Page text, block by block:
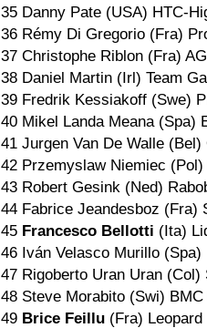
35 Danny Pate (USA) HTC-
36 Rémy Di Gregorio (Fra)
37 Christophe Riblon (Fra)
38 Daniel Martin (Irl) Team
39 Fredrik Kessiakoff (Swe)
40 Mikel Landa Meana (Spa)
41 Jurgen Van De Walle
42 Przemyslaw Niemiec
43 Robert Gesink (Ned)
44 Fabrice Jeandesboz (Fra)
45 Francesco Bellotti (Ita)
46 Iván Velasco Murillo
47 Rigoberto Uran Uran
48 Steve Morabito (Swi)
49 Brice Feillu (Fra) Leopard